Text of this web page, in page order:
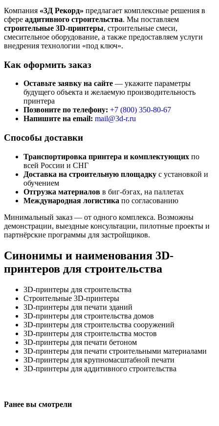
Компания «3Д Рекорд» предлагает комплексные решения в
сфере аддитивного строительства. Мы поставляем
строительные 3D-принтеры, строительные смеси,
смесительное оборудование, а также предоставляем услуги
внедрения технологии «под ключ».
Как оформить заказ
Оставьте заявку на сайте — укажите параметры
будущего объекта и желаемую производительность
принтера
Позвоните по телефону: +7 (800) 350-80-67
Напишите на email: mail@3d-r.ru
Способы доставки
Транспортировка принтера и комплектующих по
всей России и СНГ
Доставка на строительную площадку с установкой и
обучением
Отгрузка материалов в биг-бэгах, на паллетах
Международная логистика по согласованию
Минимальный заказ — от одного комплекса. Возможны
демонстрации, выездные консультации, пилотные проекты и
партнёрские программы для застройщиков.
Синонимы и наименования 3D-
принтеров для строительства
3D-принтеры для строительства
Строительные 3D-принтеры
3D-принтеры для печати зданий
3D-принтеры для строительства домов
3D-принтеры для строительства сооружений
3D-принтеры для строительства мостов
3D-принтеры для печати бетоном
3D-принтеры для печати строительными материалами
3D-принтеры для крупномасштабной печати
3D-принтеры для аддитивного строительства
Ранее вы смотрели